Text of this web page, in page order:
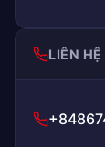
LIÊN